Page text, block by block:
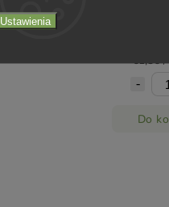
Ustawienia
€1,36
Do